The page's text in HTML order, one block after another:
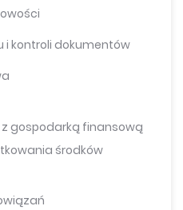
i kontroli dokumentów
gospodarką finansową
środków